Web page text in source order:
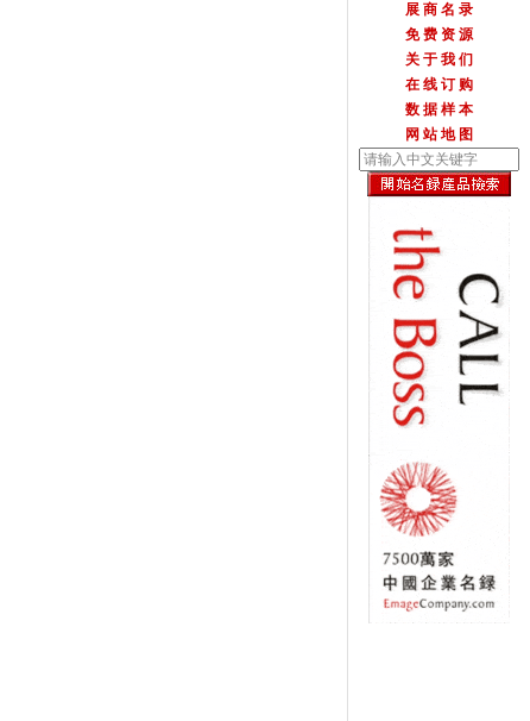
展 商 名 录
免 费 资 源
关 于 我 们
在 线 订 购
数 据 样 本
网 站 地 图